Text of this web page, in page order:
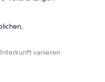
variieren